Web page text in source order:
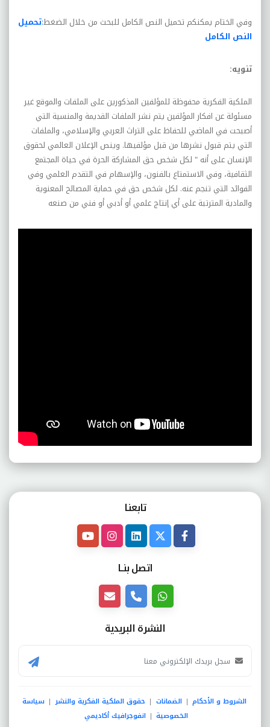
وفي الختام يمكنكم تحميل النص الكامل للبحث من خلال الضغط:تحميل
النص الكامل
تنويه:
الملكية الفكرية محفوظة للمؤلفين المذكورين على الملفات والموقع غير
مسئولة عن افكار المؤلفين يتم نشر الملفات القديمة والمنسية التي
أصبحت في الماضي للحفاظ على التراث العربي والإسلامي، والملفات
التي يتم قبول نشرها من قبل مؤلفيها. وينص الإعلان العالمي لحقوق
الإنسان على أنه " لكل شخص حق المشاركة الحرة في حياة المجتمع
الثقافية، وفي الاستمتاع بالفنون، والإسهام في التقدم العلمي وفي
الفوائد التي تنجم عنه. لكل شخص حق في حماية المصالح المعنوية
والمادية المترتبة على أي إنتاج علمي أو أدبي أو فني من صنعه
تابعنـا
اتصل بنــا
النشرة البريدية
الشروط و الأحكام | الضمانات | حقوق الملكية الفكرية والنشر | سياسة
الخصوصية | انفوجرافيك أكاديمي